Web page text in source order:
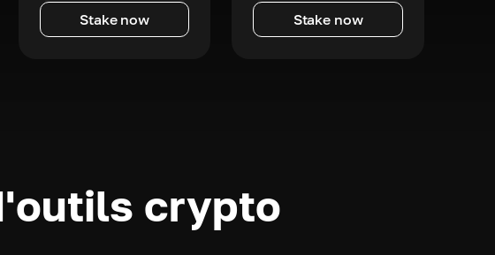
Stake now Stake now
crypto